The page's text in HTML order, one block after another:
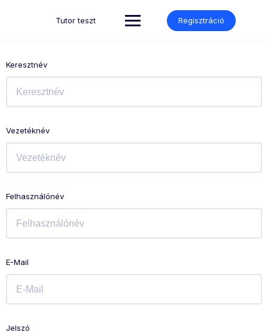
Tutor teszt Regisztráció
Keresztnév
Vezetéknév
Felhasználónév
E-Mail
Jelszó